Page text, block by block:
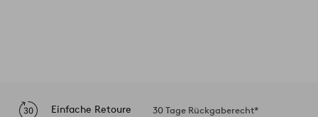
Einfache Retoure 30 Tage Rückgaberecht*